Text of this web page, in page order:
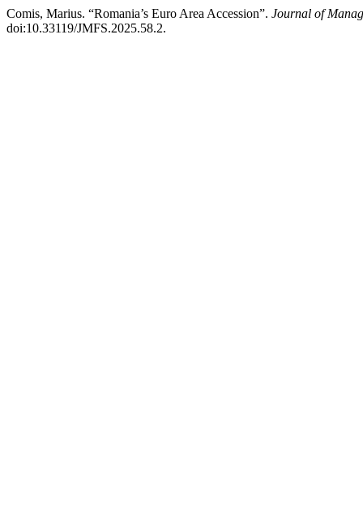
Comis, Marius. “Romania’s Euro Area Accession”. Journal of
doi:10.33119/JMFS.2025.58.2.